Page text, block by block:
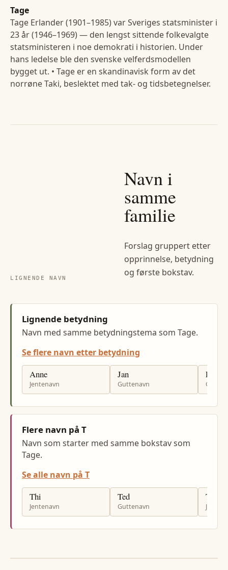
Tage
Tage Erlander (1901–1985) var Sveriges statsminister i
23 år (1946–1969) — den lengst sittende folkevalgte
statsministeren i noe demokrati i historien. Under
hans ledelse ble den svenske velferdsmodellen
bygget ut. • Tage er en skandinavisk form av det
norrøne Taki, beslektet med tak- og tidsbetegnelser.
LIGNENDE NAVN
Navn i
samme
familie
Forslag gruppert etter
opprinnelse, betydning
og første bokstav.
Lignende betydning
Navn med samme betydningstema som Tage.
Se flere navn etter betydning
Anne
Jentenavn
Jan
Guttenavn
Per
Flere navn på T
Navn som starter med samme bokstav som
Tage.
Se alle navn på T
Thi
Jentenavn
Ted
Guttenavn